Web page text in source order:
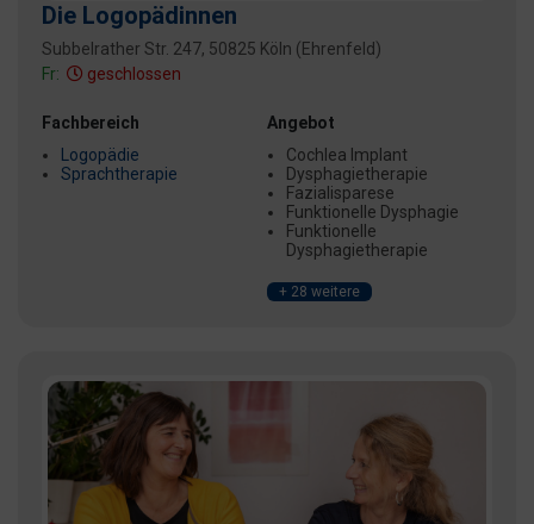
Die Logopädinnen
Subbelrather Str. 247, 50825 Köln (Ehrenfeld)
Fr:
geschlossen
Fachbereich
Logopädie
Sprachtherapie
Angebot
Cochlea Implant
Dysphagietherapie
Fazialisparese
Funktionelle Dysphagie
Funktionelle
Dysphagietherapie
+ 28 weitere